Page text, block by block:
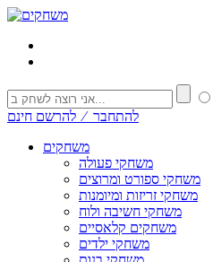
להתחבר ⁄ להרשם חינם
משחקים
משחקי פעולה
משחקי ספורט ומרוצים
משחקי זריזות ומיומנות
משחקי חשיבה ולוח
משחקים קלאסיים
משחקי ילדים